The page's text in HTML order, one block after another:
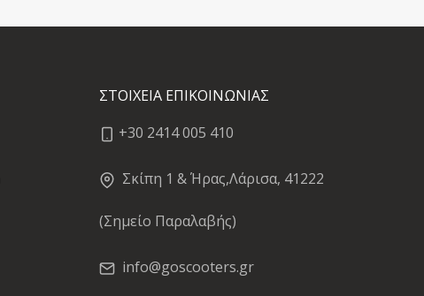
ΣΤΟΙΧΕΙΑ ΕΠΙΚΟΙΝΩΝΙΑΣ
+30 2414 005 410
Σκίπη 1 & Ήρας,Λάρισα, 41222
(Σημείο Παραλαβής)
info@goscooters.gr